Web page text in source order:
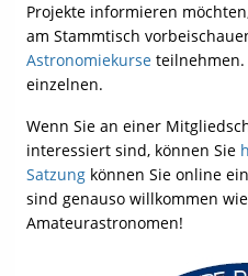
Projekte informieren
am Stammtisch
Astronomiekurse
einzelnen.
Wenn Sie an einer
interessiert sind, können Sie
Satzung können Sie online
sind genauso willkommen
Amateurastronomen!